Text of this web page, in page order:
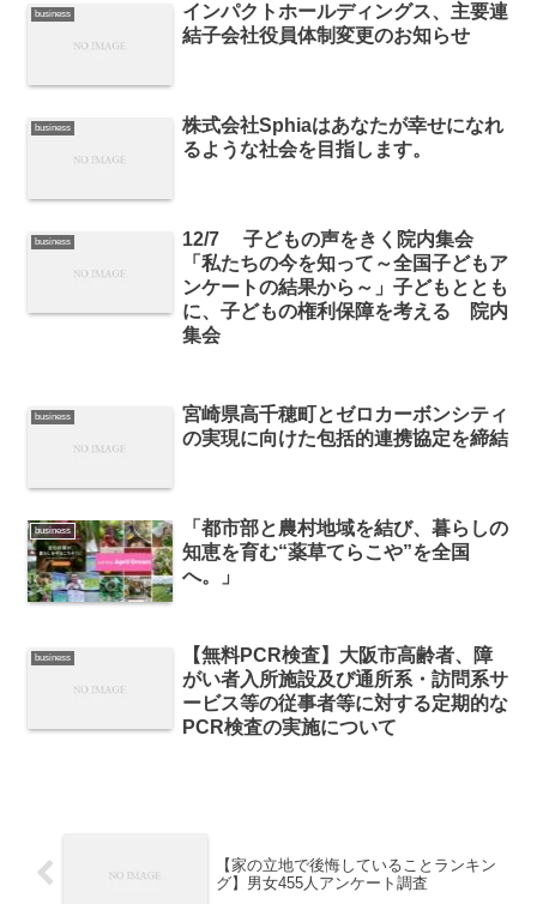
business
インパクトホールディングス、主要連
結子会社役員体制変更のお知らせ
business
株式会社Sphiaはあなたが幸せになれ
るような社会を目指します。
business
12/7 子どもの声をきく院内集会
「私たちの今を知って～全国子どもア
ンケートの結果から～」子どもととも
に、子どもの権利保障を考える 院内
集会
business
宮崎県高千穂町とゼロカーボンシティ
の実現に向けた包括的連携協定を締結
business
「都市部と農村地域を結び、暮らしの
知恵を育む“薬草てらこや”を全国
へ。」
business
【無料PCR検査】大阪市高齢者、障
がい者入所施設及び通所系・訪問系サ
ービス等の従事者等に対する定期的な
PCR検査の実施について
【家の立地で後悔していることランキン
グ】男女455人アンケート調査